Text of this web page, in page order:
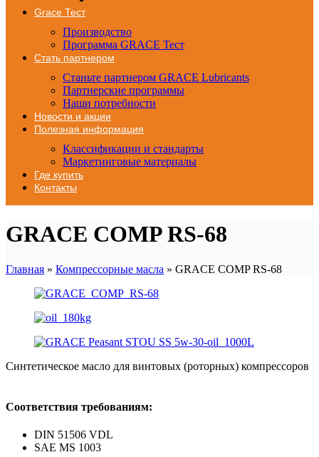
Grace Тест
Производство
Программа GRACE Тест
Стать партнером
Станьте партнером GRACE Lubricants
Партнерские программы
Наши потребности
Новости и акции
Полезная информация
Классификации и стандарты
Маркетинговые материалы
Где купить
Контакты
GRACE COMP RS-68
Главная » Компрессорные масла » GRACE COMP RS-68
Синтетическое масло для винтовых (роторных) компрессоров
Соответствия требованиям:
DIN 51506 VDL
SAE MS 1003